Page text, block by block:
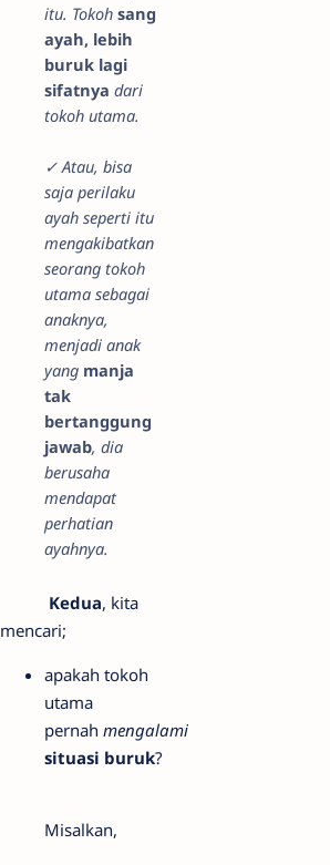
itu. Tokoh sang
ayah, lebih
buruk lagi
sifatnya dari
tokoh utama.
✓ Atau, bisa
saja perilaku
ayah seperti itu
mengakibatkan
seorang tokoh
utama sebagai
anaknya,
menjadi anak
yang manja
tak
bertanggung
jawab, dia
berusaha
mendapat
perhatian
ayahnya.
Kedua, kita
mencari;
apakah tokoh
utama
pernah mengalami
situasi buruk?
Misalkan,